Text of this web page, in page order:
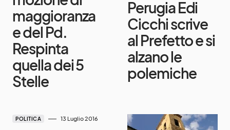
maggioranza
e del Pd.
Respinta
quella dei 5
Stelle
Perugia Edi
Cicchi scrive
al Prefetto e si
alzano le
polemiche
POLITICA 13 Luglio 2016